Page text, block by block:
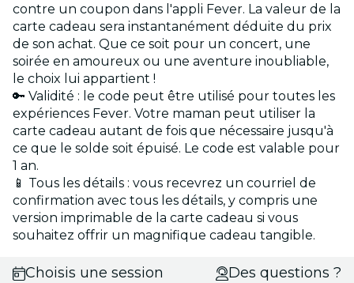
contre un coupon dans l'appli Fever. La valeur de la
carte cadeau sera instantanément déduite du prix
de son achat. Que ce soit pour un concert, une
soirée en amoureux ou une aventure inoubliable,
le choix lui appartient !
🔑 Validité : le code peut être utilisé pour toutes les
expériences Fever. Votre maman peut utiliser la
carte cadeau autant de fois que nécessaire jusqu'à
ce que le solde soit épuisé. Le code est valable pour
1 an.
📱 Tous les détails : vous recevrez un courriel de
confirmation avec tous les détails, y compris une
version imprimable de la carte cadeau si vous
souhaitez offrir un magnifique cadeau tangible.
Choisis une session Des questions ?